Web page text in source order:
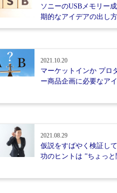
ソニーのUSBメモリー
期的なアイデアの出し
2021.10.20
マーケットインか プロ
ー商品企画に必要なア
2021.08.29
仮説をすばやく検証し
功のヒントは ”ちょっ